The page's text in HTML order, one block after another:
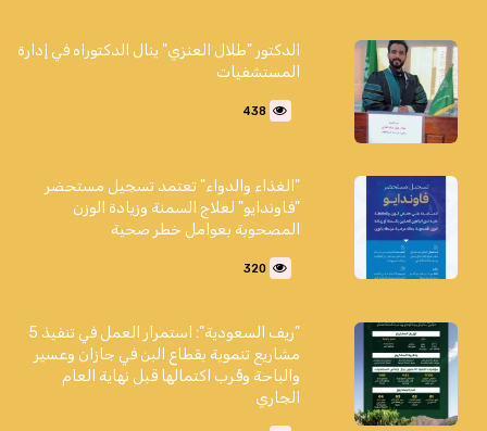
الدكتور "طلال العنزي" ينال الدكتوراه في إدارة
المستشفيات
438
"الغذاء والدواء" تعتمد تسجيل مستحضر
"فاوندايو" لعلاج السمنة وزيادة الوزن
المصحوبة بعوامل خطر صحية
320
"ريف السعودية": استمرار العمل في تنفيذ 5
مشاريع تنموية بقطاع البن في جازان وعسير
والباحة وقُرب اكتمالها قبل نهاية العام
الجاري